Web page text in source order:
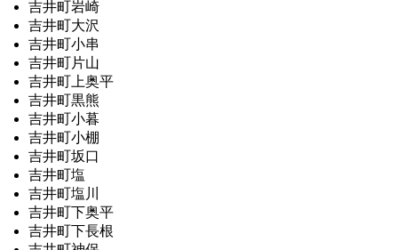
吉井町岩崎
吉井町大沢
吉井町小串
吉井町片山
吉井町上奥平
吉井町黒熊
吉井町小暮
吉井町小棚
吉井町坂口
吉井町塩
吉井町塩川
吉井町下奥平
吉井町下長根